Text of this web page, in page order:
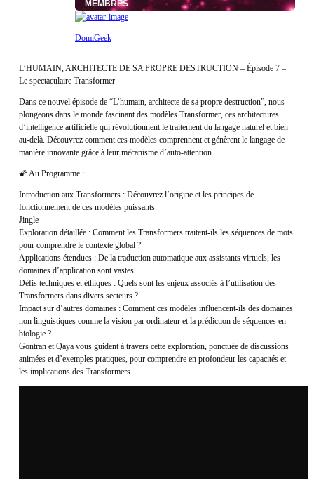
MEMBRES
DomiGeek
L’HUMAIN, ARCHITECTE DE SA PROPRE DESTRUCTION – Épisode 7 –
Le spectaculaire Transformer
Dans ce nouvel épisode de “L’humain, architecte de sa propre destruction”, nous
plongeons dans le monde fascinant des modèles Transformer, ces architectures
d’intelligence artificielle qui révolutionnent le traitement du langage naturel et bien
au-delà. Découvrez comment ces modèles comprennent et génèrent le langage de
manière innovante grâce à leur mécanisme d’auto-attention.
🌠 Au Programme :
Introduction aux Transformers : Découvrez l’origine et les principes de
fonctionnement de ces modèles puissants.
Jingle
Exploration détaillée : Comment les Transformers traitent-ils les séquences de mots
pour comprendre le contexte global ?
Applications étendues : De la traduction automatique aux assistants virtuels, les
domaines d’application sont vastes.
Défis techniques et éthiques : Quels sont les enjeux associés à l’utilisation des
Transformers dans divers secteurs ?
Impact sur d’autres domaines : Comment ces modèles influencent-ils des domaines
non linguistiques comme la vision par ordinateur et la prédiction de séquences en
biologie ?
Gontran et Qaya vous guident à travers cette exploration, ponctuée de discussions
animées et d’exemples pratiques, pour comprendre en profondeur les capacités et
les implications des Transformers.